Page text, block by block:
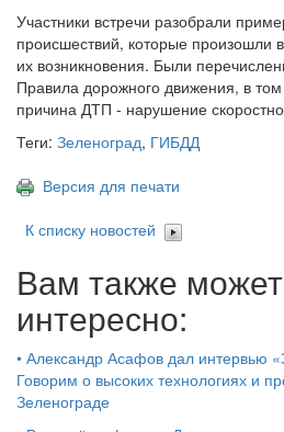
Участники встречи разобрали
происшествий, которые произошли
их возникновения. Были
Правила дорожного движения, в
причина ДТП - нарушение
Теги: Зеленоград, ГИБДД
Версия для печати
К списку новостей
Вам также
интересно:
• Александр Асафов дал интервью
Говорим о высоких технологиях и
Зеленограде